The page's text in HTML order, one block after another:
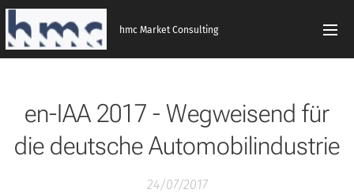
hmc Market Consulting
en-IAA 2017 - Wegweisend für
die deutsche Automobilindustrie
24/07/2017